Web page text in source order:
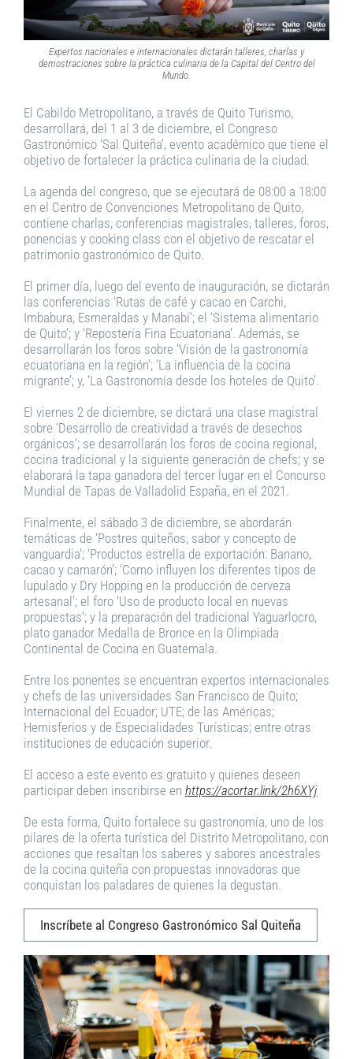
Expertos nacionales e internacionales dictarán talleres, charlas y
demostraciones sobre la práctica culinaria de la Capital del Centro del
Mundo.
El Cabildo Metropolitano, a través de Quito Turismo,
desarrollará, del 1 al 3 de diciembre, el Congreso
Gastronómico ‘Sal Quiteña’, evento académico que tiene el
objetivo de fortalecer la práctica culinaria de la ciudad.
La agenda del congreso, que se ejecutará de 08:00 a 18:00
en el Centro de Convenciones Metropolitano de Quito,
contiene charlas, conferencias magistrales, talleres, foros,
ponencias y cooking class con el objetivo de rescatar el
patrimonio gastronómico de Quito.
El primer día, luego del evento de inauguración, se dictarán
las conferencias ‘Rutas de café y cacao en Carchi,
Imbabura, Esmeraldas y Manabí’; el ‘Sistema alimentario
de Quito’; y ‘Repostería Fina Ecuatoriana’. Además, se
desarrollarán los foros sobre ‘Visión de la gastronomía
ecuatoriana en la región’; ‘La influencia de la cocina
migrante’; y, ‘La Gastronomía desde los hoteles de Quito’.
El viernes 2 de diciembre, se dictará una clase magistral
sobre ‘Desarrollo de creatividad a través de desechos
orgánicos’; se desarrollarán los foros de cocina regional,
cocina tradicional y la siguiente generación de chefs; y se
elaborará la tapa ganadora del tercer lugar en el Concurso
Mundial de Tapas de Valladolid España, en el 2021.
Finalmente, el sábado 3 de diciembre, se abordarán
temáticas de ‘Postres quiteños, sabor y concepto de
vanguardia’; ‘Productos estrella de exportación: Banano,
cacao y camarón’; ‘Como influyen los diferentes tipos de
lupulado y Dry Hopping en la producción de cerveza
artesanal’; el foro ‘Uso de producto local en nuevas
propuestas’; y la preparación del tradicional Yaguarlocro,
plato ganador Medalla de Bronce en la Olimpiada
Continental de Cocina en Guatemala.
Entre los ponentes se encuentran expertos internacionales
y chefs de las universidades San Francisco de Quito;
Internacional del Ecuador; UTE; de las Américas;
Hemisferios y de Especialidades Turísticas; entre otras
instituciones de educación superior.
El acceso a este evento es gratuito y quienes deseen
participar deben inscribirse en https://acortar.link/2h6XYj
De esta forma, Quito fortalece su gastronomía, uno de los
pilares de la oferta turística del Distrito Metropolitano, con
acciones que resaltan los saberes y sabores ancestrales
de la cocina quiteña con propuestas innovadoras que
conquistan los paladares de quienes la degustan.
Inscríbete al Congreso Gastronómico Sal Quiteña